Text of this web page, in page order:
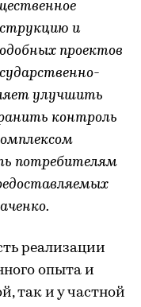
и
проектов
улучшить
контроль
потребителям
реализации
опыта и
так и у частной